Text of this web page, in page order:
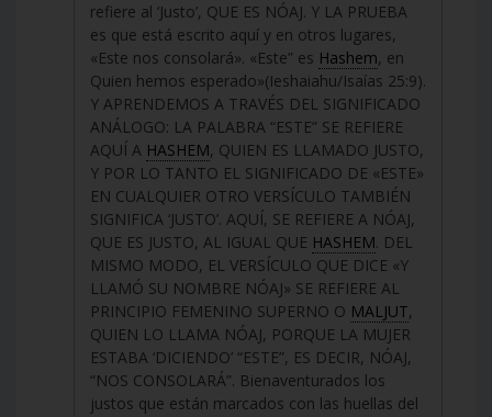
refiere al ‘Justo’, QUE ES NÓAJ. Y LA PRUEBA
es que está escrito aquí y en otros lugares,
«Este nos consolará». «Este” es Hashem, en
Quien hemos esperado»(Ieshaiahu/Isaías 25:9).
Y APRENDEMOS A TRAVÉS DEL SIGNIFICADO
ANÁLOGO: LA PALABRA “ESTE” SE REFIERE
AQUÍ A HASHEM, QUIEN ES LLAMADO JUSTO,
Y POR LO TANTO EL SIGNIFICADO DE «ESTE»
EN CUALQUIER OTRO VERSÍCULO TAMBIÉN
SIGNIFICA ‘JUSTO’. AQUÍ, SE REFIERE A NÓAJ,
QUE ES JUSTO, AL IGUAL QUE HASHEM. DEL
MISMO MODO, EL VERSÍCULO QUE DICE «Y
LLAMÓ SU NOMBRE NÓAJ» SE REFIERE AL
PRINCIPIO FEMENINO SUPERNO O MALJUT,
QUIEN LO LLAMA NÓAJ, PORQUE LA MUJER
ESTABA ‘DICIENDO’ “ESTE”, ES DECIR, NÓAJ,
“NOS CONSOLARÁ”. Bienaventurados los
justos que están marcados con las huellas del